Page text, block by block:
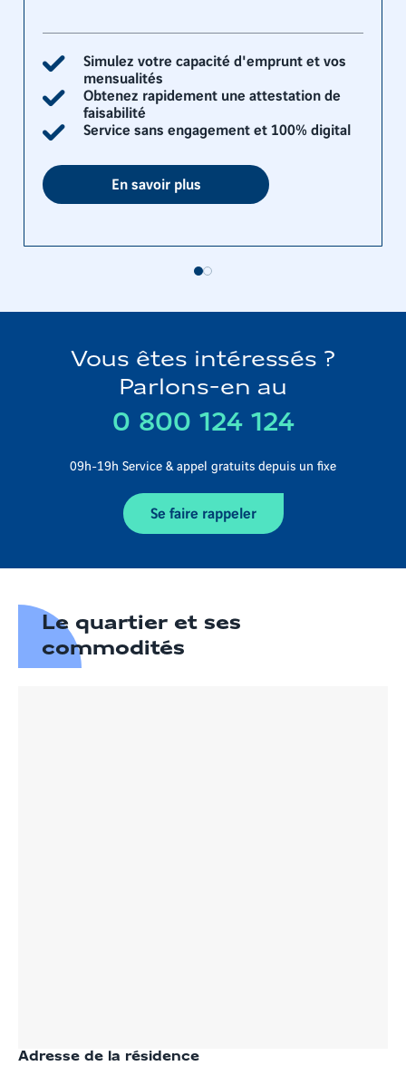
Simulez votre capacité d'emprunt et vos
mensualités
Obtenez rapidement une attestation de
faisabilité
Service sans engagement et 100% digital
En savoir plus
Vous êtes intéressés ?
Parlons-en au
0 800 124 124
09h-19h Service & appel gratuits depuis un fixe
Se faire rappeler
Le quartier et ses
commodités
Adresse de la résidence